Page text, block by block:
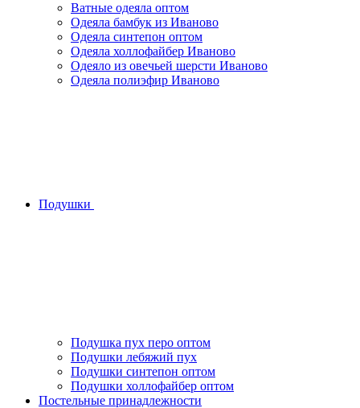
Ватные одеяла оптом
Одеяла бамбук из Иваново
Одеяла синтепон оптом
Одеяла холлофайбер Иваново
Одеяло из овечьей шерсти Иваново
Одеяла полиэфир Иваново
Подушки
Подушка пух перо оптом
Подушки лебяжий пух
Подушки синтепон оптом
Подушки холлофайбер оптом
Постельные принадлежности